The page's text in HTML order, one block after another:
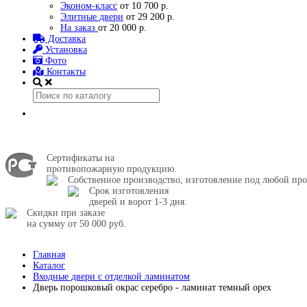
Эконом-класс от 10 700 р.
Элитные двери от 29 200 р.
На заказ от 20 000 р.
Доставка
Установка
Фото
Контакты
Сертификаты на
противопожарную продукцию.
Собственное производство, изготовление под любой
Срок изготовления
дверей и ворот 1-3 дня.
Скидки при заказе
на сумму от 50 000 руб.
Главная
Каталог
Входные двери с отделкой ламинатом
Дверь порошковый окрас серебро - ламинат темный орех